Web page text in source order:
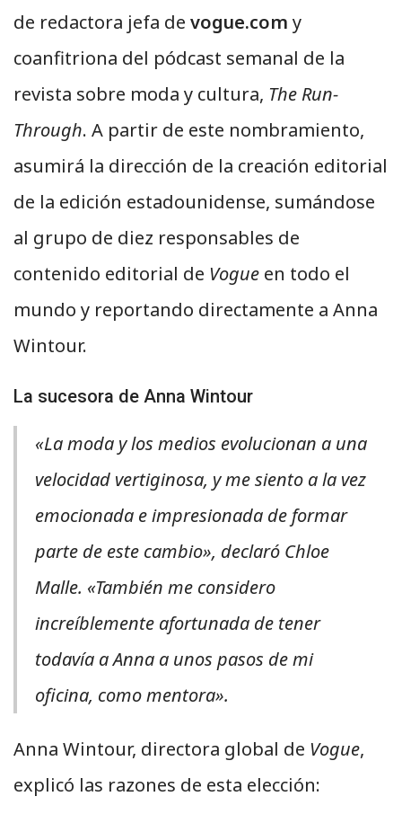
de redactora jefa de vogue.com y
coanfitriona del pódcast semanal de la
revista sobre moda y cultura, The Run-
Through. A partir de este nombramiento,
asumirá la dirección de la creación editorial
de la edición estadounidense, sumándose
al grupo de diez responsables de
contenido editorial de Vogue en todo el
mundo y reportando directamente a Anna
Wintour.
La sucesora de Anna Wintour
«La moda y los medios evolucionan a una
velocidad vertiginosa, y me siento a la vez
emocionada e impresionada de formar
parte de este cambio», declaró Chloe
Malle. «También me considero
increíblemente afortunada de tener
todavía a Anna a unos pasos de mi
oficina, como mentora».
Anna Wintour, directora global de Vogue,
explicó las razones de esta elección: